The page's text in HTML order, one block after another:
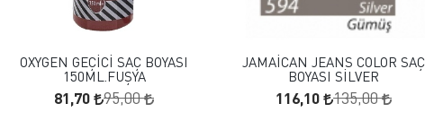
SEPETE EKLE
OXYGEN GEÇİCİ SAÇ BOYASI
150ML.FUŞYA
81,70 95,00
SEPETE EKLE
JAMAİCAN JEANS COLOR SAÇ
BOYASI SİLVER
116,10 135,00